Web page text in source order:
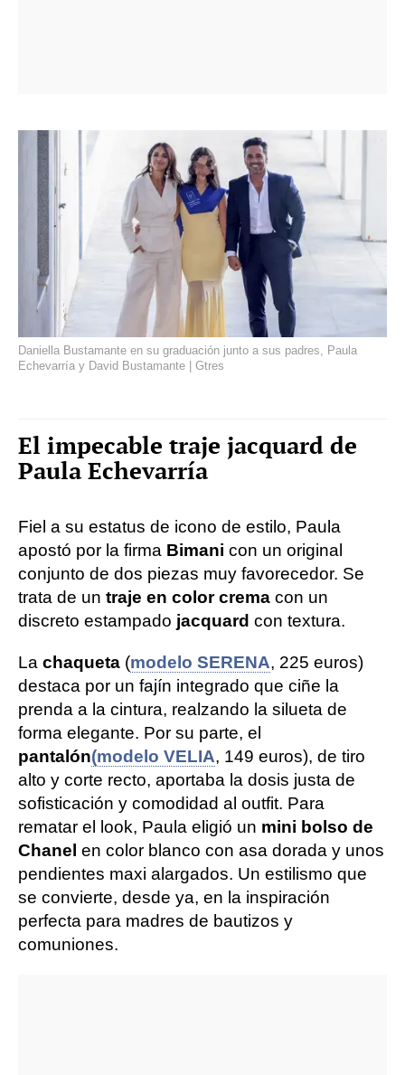
Daniella Bustamante en su graduación junto a sus padres, Paula
Echevarría y David Bustamante | Gtres
El impecable traje jacquard de
Paula Echevarría
Fiel a su estatus de icono de estilo, Paula
apostó por la firma Bimani con un original
conjunto de dos piezas muy favorecedor. Se
trata de un traje en color crema con un
discreto estampado jacquard con textura.
La chaqueta (modelo SERENA, 225 euros)
destaca por un fajín integrado que ciñe la
prenda a la cintura, realzando la silueta de
forma elegante. Por su parte, el
pantalón(modelo VELIA, 149 euros), de tiro
alto y corte recto, aportaba la dosis justa de
sofisticación y comodidad al outfit. Para
rematar el look, Paula eligió un mini bolso de
Chanel en color blanco con asa dorada y unos
pendientes maxi alargados. Un estilismo que
se convierte, desde ya, en la inspiración
perfecta para madres de bautizos y
comuniones.